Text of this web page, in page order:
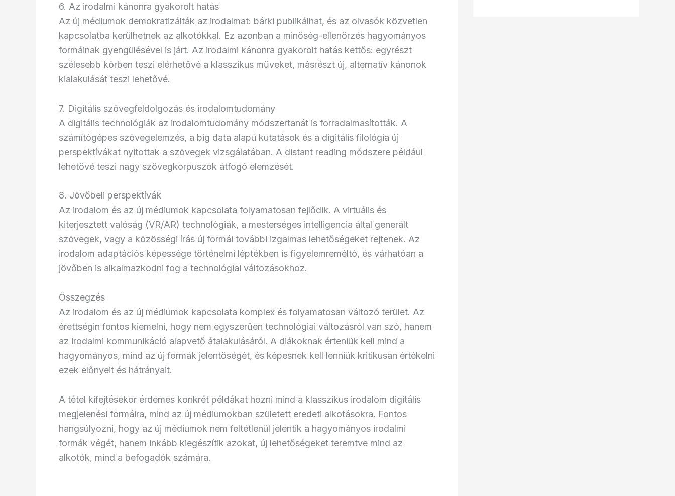
6. Az irodalmi kánonra gyakorolt hatás
Az új médiumok demokratizálták az irodalmat: bárki publikálhat, és az olvasók közvetlen
kapcsolatba kerülhetnek az alkotókkal. Ez azonban a minőség-ellenőrzés hagyományos
formáinak gyengülésével is járt. Az irodalmi kánonra gyakorolt hatás kettős: egyrészt
szélesebb körben teszi elérhetővé a klasszikus műveket, másrészt új, alternatív kánonok
kialakulását teszi lehetővé.
7. Digitális szövegfeldolgozás és irodalomtudomány
A digitális technológiák az irodalomtudomány módszertanát is forradalmasították. A
számítógépes szövegelemzés, a big data alapú kutatások és a digitális filológia új
perspektívákat nyitottak a szövegek vizsgálatában. A distant reading módszere például
lehetővé teszi nagy szövegkorpuszok átfogó elemzését.
8. Jövőbeli perspektívák
Az irodalom és az új médiumok kapcsolata folyamatosan fejlődik. A virtuális és
kiterjesztett valóság (VR/AR) technológiák, a mesterséges intelligencia által generált
szövegek, vagy a közösségi írás új formái további izgalmas lehetőségeket rejtenek. Az
irodalom adaptációs képessége történelmi léptékben is figyelemreméltó, és várhatóan a
jövőben is alkalmazkodni fog a technológiai változásokhoz.
Összegzés
Az irodalom és az új médiumok kapcsolata komplex és folyamatosan változó terület. Az
érettségin fontos kiemelni, hogy nem egyszerűen technológiai változásról van szó, hanem
az irodalmi kommunikáció alapvető átalakulásáról. A diákoknak érteniük kell mind a
hagyományos, mind az új formák jelentőségét, és képesnek kell lenniük kritikusan értékelni
ezek előnyeit és hátrányait.
A tétel kifejtésekor érdemes konkrét példákat hozni mind a klasszikus irodalom digitális
megjelenési formáira, mind az új médiumokban született eredeti alkotásokra. Fontos
hangsúlyozni, hogy az új médiumok nem feltétlenül jelentik a hagyományos irodalmi
formák végét, hanem inkább kiegészítik azokat, új lehetőségeket teremtve mind az
alkotók, mind a befogadók számára.